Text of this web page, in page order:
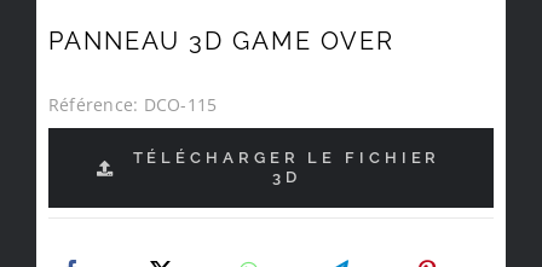
PANNEAU 3D GAME OVER
Référence: DCO-115
TÉLÉCHARGER LE FICHIER
3D